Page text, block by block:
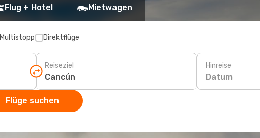
Flug + Hotel Mietwagen
Multistopp Direktflüge
Reiseziel Hinreise
Datum
Flüge suchen